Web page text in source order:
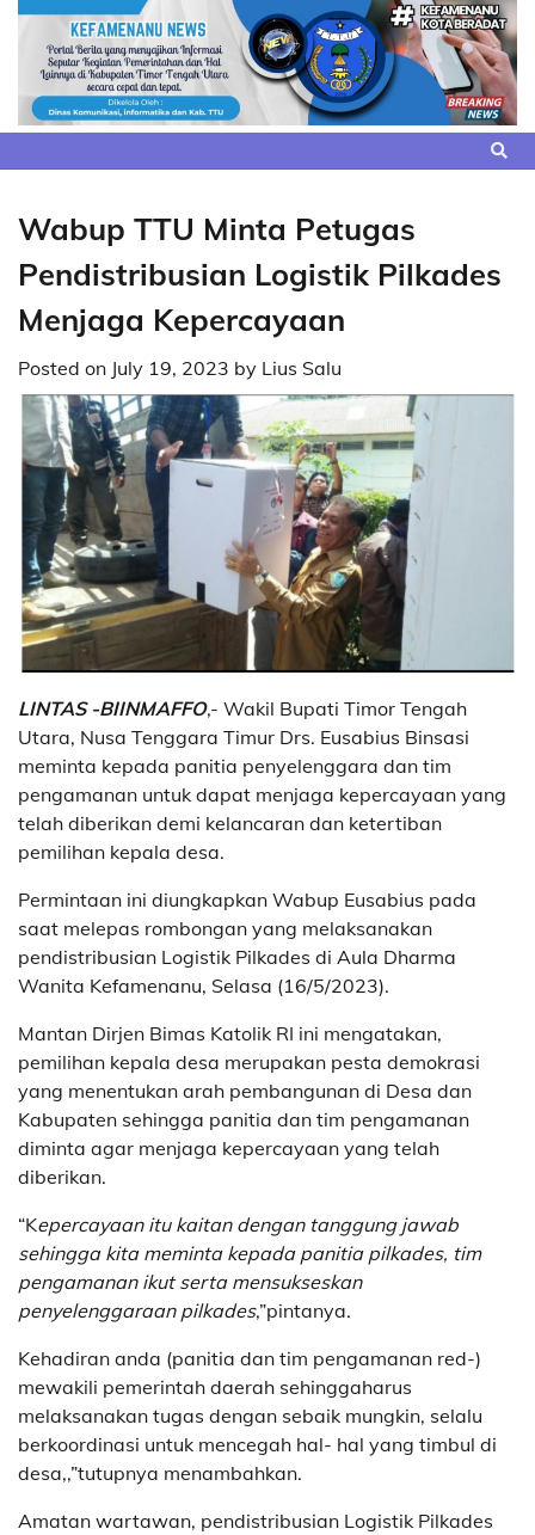
Skip
content
Wabup TTU Minta Petugas
Pendistribusian Logistik Pilkades
Menjaga Kepercayaan
Posted on July 19, 2023 by Lius Salu
LINTAS -BIINMAFFO,- Wakil Bupati Timor Tengah
Utara, Nusa Tenggara Timur Drs. Eusabius Binsasi
meminta kepada panitia penyelenggara dan tim
pengamanan untuk dapat menjaga kepercayaan yang
telah diberikan demi kelancaran dan ketertiban
pemilihan kepala desa.
Permintaan ini diungkapkan Wabup Eusabius pada
saat melepas rombongan yang melaksanakan
pendistribusian Logistik Pilkades di Aula Dharma
Wanita Kefamenanu, Selasa (16/5/2023).
Mantan Dirjen Bimas Katolik RI ini mengatakan,
pemilihan kepala desa merupakan pesta demokrasi
yang menentukan arah pembangunan di Desa dan
Kabupaten sehingga panitia dan tim pengamanan
diminta agar menjaga kepercayaan yang telah
diberikan.
“Kepercayaan itu kaitan dengan tanggung jawab
sehingga kita meminta kepada panitia pilkades, tim
pengamanan ikut serta mensukseskan
penyelenggaraan pilkades,”pintanya.
Kehadiran anda (panitia dan tim pengamanan red-)
mewakili pemerintah daerah sehinggaharus
melaksanakan tugas dengan sebaik mungkin, selalu
berkoordinasi untuk mencegah hal- hal yang timbul di
desa,,”tutupnya menambahkan.
Amatan wartawan, pendistribusian Logistik Pilkades